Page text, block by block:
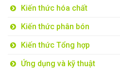
Kiến thức hóa chất
Kiến thức phân bón
Kiến thức Tổng hợp
Ứng dụng và kỹ thuật